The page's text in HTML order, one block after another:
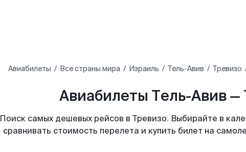
Авиабилеты Все страны мира Израиль Тель-Авив Тревизо
Авиабилеты Тель-Авив —
Поиск самых дешевых рейсов в Тревизо. Выбирайте в
сравнивать стоимость перелета и купить билет на